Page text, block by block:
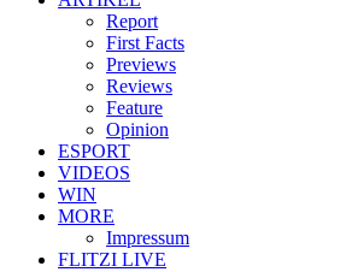
Report
First Facts
Previews
Reviews
Feature
Opinion
ESPORT
VIDEOS
WIN
MORE
Impressum
FLITZI LIVE